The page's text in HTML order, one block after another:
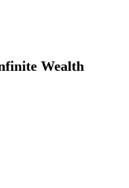
Wealth